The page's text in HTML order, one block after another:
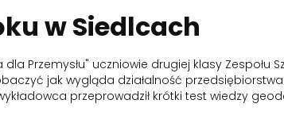
w Siedlcach
Przemysłu" uczniowie drugiej klasy Zespołu
jak wygląda działalność
przeprowadził krótki test wiedzy